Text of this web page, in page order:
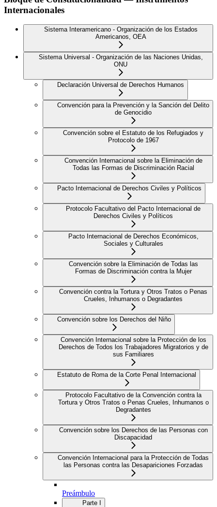
Internacionales
Sistema Interamericano - Organización de los Estados
Americanos, OEA
Sistema Universal - Organización de las Naciones Unidas,
ONU
Declaración Universal de Derechos Humanos
Convención para la Prevención y la Sanción del Delito
de Genocidio
Convención sobre el Estatuto de los Refugiados y
Protocolo de 1967
Convención Internacional sobre la Eliminación de
Todas las Formas de Discriminación Racial
Pacto Internacional de Derechos Civiles y Políticos
Protocolo Facultativo del Pacto Internacional de
Derechos Civiles y Políticos
Pacto Internacional de Derechos Económicos,
Sociales y Culturales
Convención sobre la Eliminación de Todas las
Formas de Discriminación contra la Mujer
Convención contra la Tortura y Otros Tratos o Penas
Crueles, Inhumanos o Degradantes
Convención sobre los Derechos del Niño
Convención Internacional sobre la Protección de los
Derechos de Todos los Trabajadores Migratorios y de
sus Familiares
Estatuto de Roma de la Corte Penal Internacional
Protocolo Facultativo de la Convención contra la
Tortura y Otros Tratos o Penas Crueles, Inhumanos o
Degradantes
Convención sobre los Derechos de las Personas con
Discapacidad
Convención Internacional para la Protección de Todas
las Personas contra las Desapariciones Forzadas
Preámbulo
Parte I